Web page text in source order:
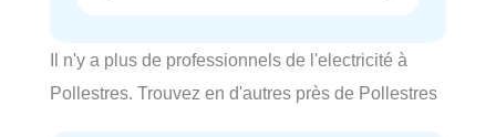
Il n'y a plus de professionnels de l'electricité à
Pollestres. Trouvez en d'autres près de Pollestres